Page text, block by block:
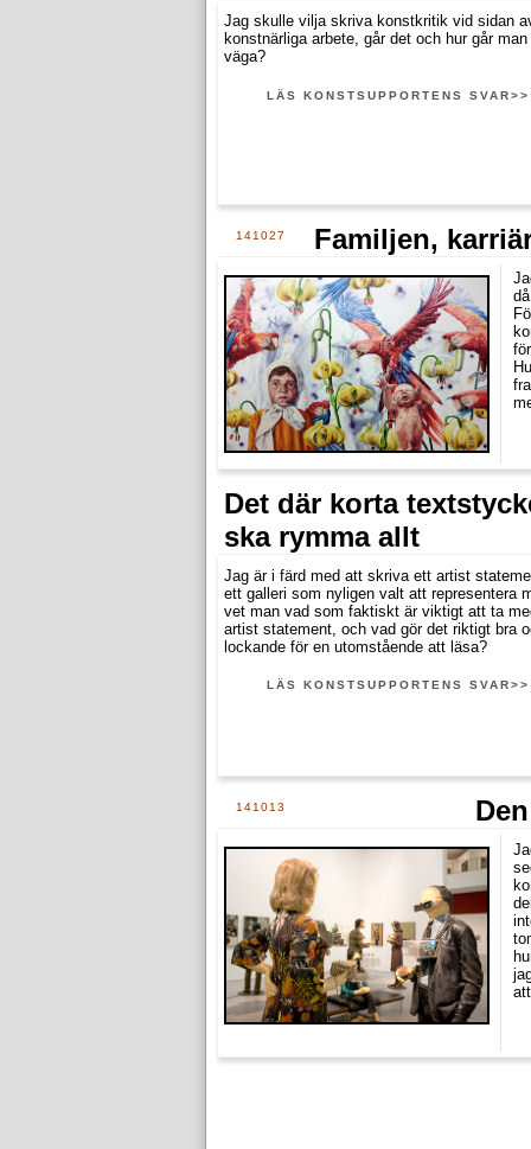
Jag skulle vilja skriva konstkritik vid sidan
konstnärliga arbete, går det och hur går
väga?
LÄS KONSTSUPPORTENS SVAR>>
141027 Familjen,
Det där korta
ska rymma allt
Jag är i färd med att skriva ett artist
ett galleri som nyligen valt att representera
vet man vad som faktiskt är viktigt att ta
artist statement, och vad gör det riktigt bra
lockande för en utomstående att läsa?
LÄS KONSTSUPPORTENS SVAR>>
141013